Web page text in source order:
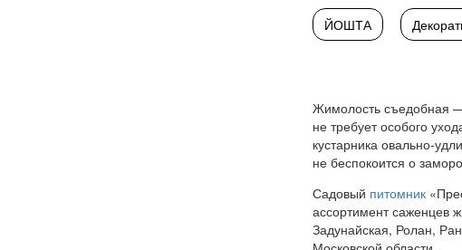
ЙОШТА
Жимолость съедобная —
не требует особого
кустарника овально-
не беспокоится о
Садовый питомник
ассортимент саженцев
Задунайская, Ролан,